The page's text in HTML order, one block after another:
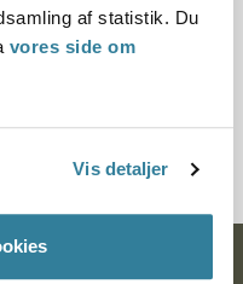
af statistik. Du
vores side om
Vis detaljer